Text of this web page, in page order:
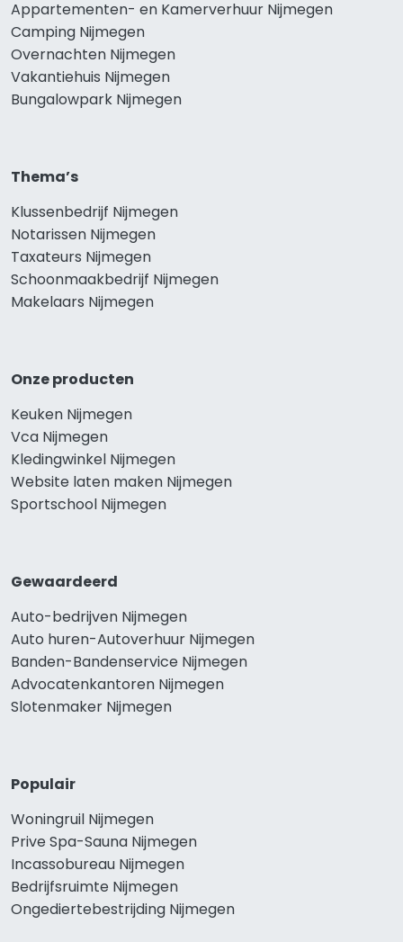
Appartementen- en Kamerverhuur Nijmegen
Camping Nijmegen
Overnachten Nijmegen
Vakantiehuis Nijmegen
Bungalowpark Nijmegen
Thema’s
Klussenbedrijf Nijmegen
Notarissen Nijmegen
Taxateurs Nijmegen
Schoonmaakbedrijf Nijmegen
Makelaars Nijmegen
Onze producten
Keuken Nijmegen
Vca Nijmegen
Kledingwinkel Nijmegen
Website laten maken Nijmegen
Sportschool Nijmegen
Gewaardeerd
Auto-bedrijven Nijmegen
Auto huren-Autoverhuur Nijmegen
Banden-Bandenservice Nijmegen
Advocatenkantoren Nijmegen
Slotenmaker Nijmegen
Populair
Woningruil Nijmegen
Prive Spa-Sauna Nijmegen
Incassobureau Nijmegen
Bedrijfsruimte Nijmegen
Ongediertebestrijding Nijmegen